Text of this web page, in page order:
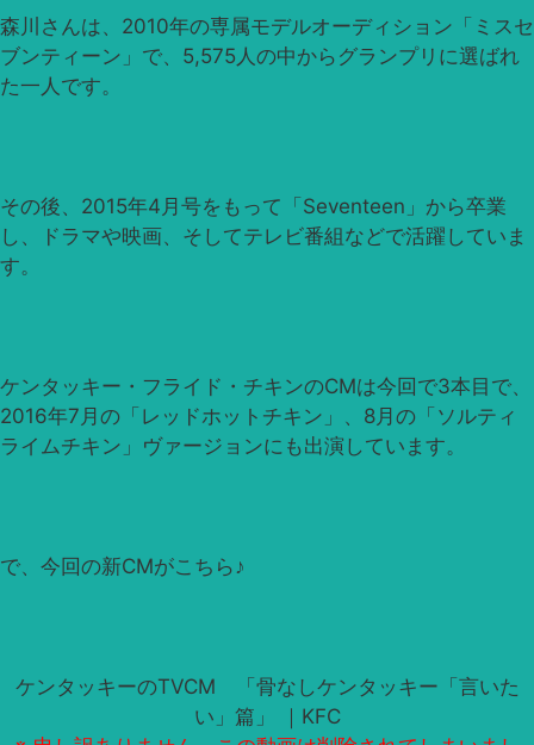
森川さんは、2010年の専属モデルオーディション「ミスセ
ブンティーン」で、5,575人の中からグランプリに選ばれ
た一人です。
その後、2015年4月号をもって「Seventeen」から卒業
し、ドラマや映画、そしてテレビ番組などで活躍していま
す。
ケンタッキー・フライド・チキンのCMは今回で3本目で、
2016年7月の「レッドホットチキン」、8月の「ソルティ
ライムチキン」ヴァージョンにも出演しています。
で、今回の新CMがこちら♪
ケンタッキーのTVCM 「骨なしケンタッキー「言いた
い」篇」 ｜KFC